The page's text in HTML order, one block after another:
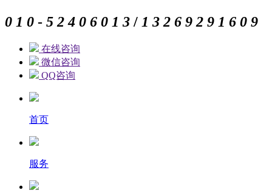
0 1 0 - 5 2 4 0 6 0 1 3 / 1 3 2 6 9 2 9 1 6 0 9
在线咨询
微信咨询
QQ咨询
首页
服务